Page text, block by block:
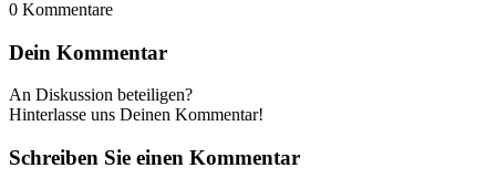
0 Kommentare
Dein Kommentar
An Diskussion beteiligen?
Hinterlasse uns Deinen Kommentar!
Schreiben Sie einen Kommentar